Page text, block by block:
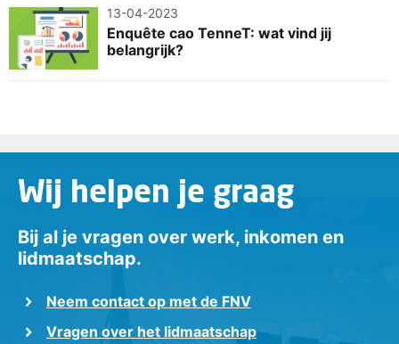
13-04-2023
Enquête cao TenneT: wat vind jij
belangrijk?
Wij helpen je graag
Bij al je vragen over werk, inkomen en
lidmaatschap.
Neem contact op met de FNV
Vragen over het lidmaatschap